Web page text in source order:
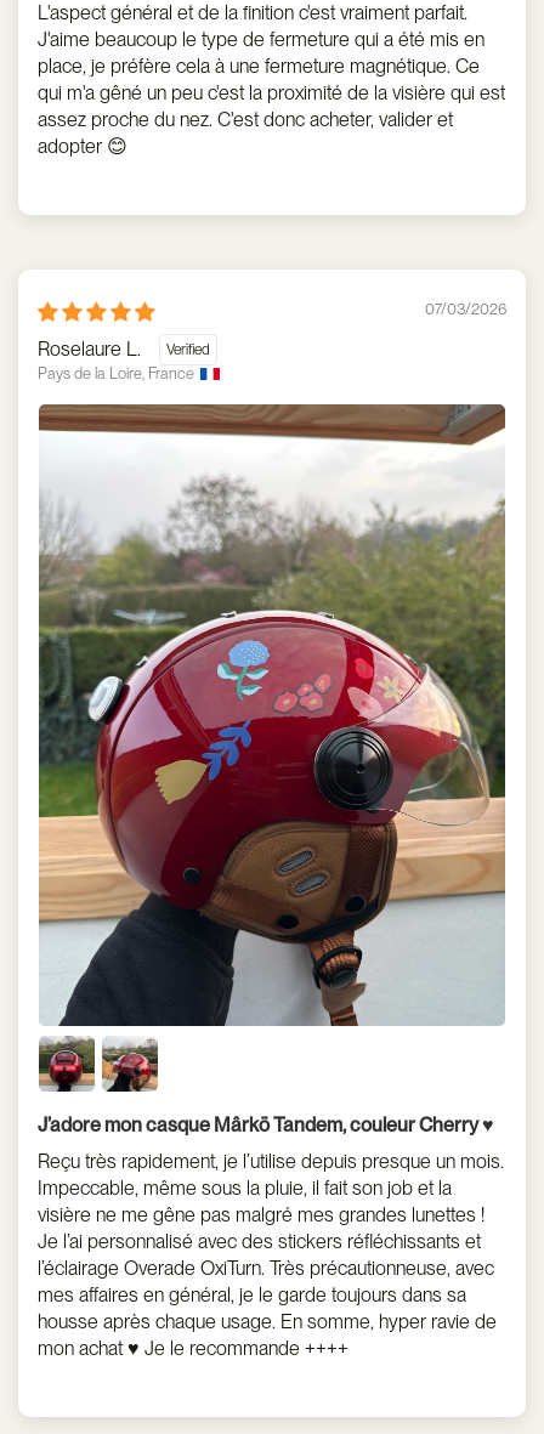
L'aspect général et de la finition c'est vraiment parfait.
J'aime beaucoup le type de fermeture qui a été mis en
place, je préfère cela à une fermeture magnétique. Ce
qui m'a gêné un peu c'est la proximité de la visière qui est
assez proche du nez. C'est donc acheter, valider et
adopter 😊
07/03/2026
Roselaure L.
Pays de la Loire, France
J’adore mon casque Mârkö Tandem, couleur Cherry ♥️
Reçu très rapidement, je l’utilise depuis presque un mois.
Impeccable, même sous la pluie, il fait son job et la
visière ne me gêne pas malgré mes grandes lunettes !
Je l’ai personnalisé avec des stickers réfléchissants et
l’éclairage Overade OxiTurn. Très précautionneuse, avec
mes affaires en général, je le garde toujours dans sa
housse après chaque usage. En somme, hyper ravie de
mon achat ♥️ Je le recommande ++++